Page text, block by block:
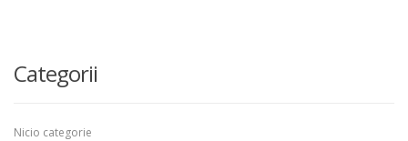
Categorii
Nicio categorie